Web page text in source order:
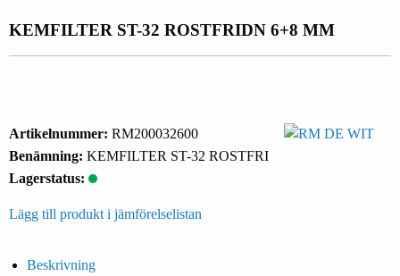
KEMFILTER ST-32 ROSTFRIDN 6+8 MM
Artikelnummer: RM200032600
Benämning: KEMFILTER ST-32 ROSTFRI
Lagerstatus:
Lägg till produkt i jämförelselistan
Beskrivning